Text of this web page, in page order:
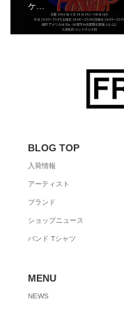
ケ…
BLOG TOP
入荷情報
アーティスト
ブランド
ショップニュース
バンド Tシャツ
MENU
NEWS